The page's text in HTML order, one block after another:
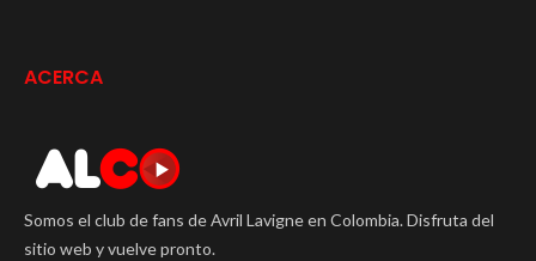
ACERCA
Somos el club de fans de Avril Lavigne en Colombia. Disfruta del
sitio web y vuelve pronto.